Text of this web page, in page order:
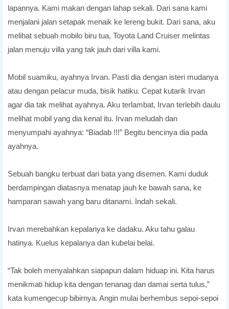
lapannya. Kami makan dengan lahap sekali. Dari sana kami
menjalani jalan setapak menaik ke lereng bukit. Dari sana, aku
melihat sebuah mobilo biru tua, Toyota Land Cruiser melintas
jalan menuju villa yang tak jauh dari villa kami.
Mobil suamiku, ayahnya Irvan. Pasti dia dengan isteri mudanya
atau dengan pelacur muda, bisik hatiku. Cepat kutarik Irvan
agar dia tak melihat ayahnya. Aku terlambat, Irvan terlebih daulu
melihat mobil yang dia kenal itu. Irvan meludah dan
menyumpahi ayahnya: “Biadab !!!” Begitu bencinya dia pada
ayahnya.
Sebuah bangku terbuat dari bata yang disemen. Kami duduk
berdampingan diatasnya menatap jauh ke bawah sana, ke
hamparan sawah yang baru ditanami. Indah sekali.
Irvan merebahkan kepalanya ke dadaku. Aku tahu galau
hatinya. Kuelus kepalanya dan kubelai belai.
“Tak boleh menyalahkan siapapun dalam hiduap ini. Kita harus
menikmati hidup kita dengan tenanag dan damai serta tulus,”
kata kumengecup bibirnya. Angin mulai berhembus sepoi-sepoi